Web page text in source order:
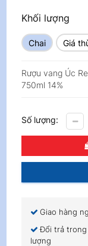
Khối lượng
Chai Giá
Rượu vang Úc
750ml 14%
Số lượng:
Giao hàng
Đổi trả trong
lượng